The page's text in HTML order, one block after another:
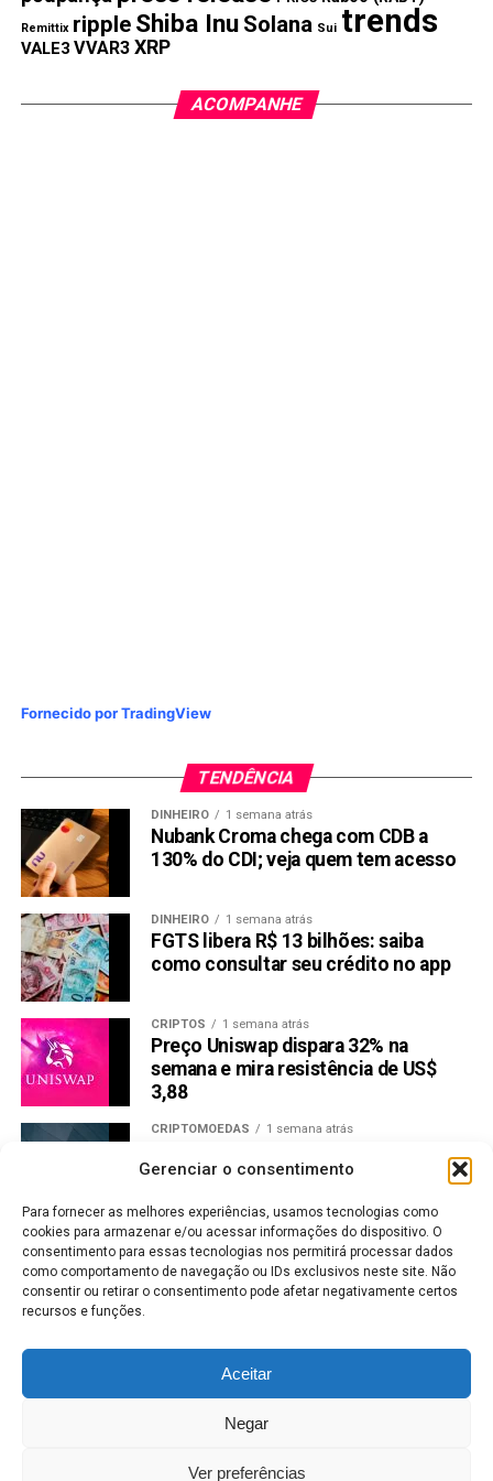
Gerenciar o consentimento
Para fornecer as melhores experiências, usamos tecnologias como
cookies para armazenar e/ou acessar informações do dispositivo. O
consentimento para essas tecnologias nos permitirá processar dados
como comportamento de navegação ou IDs exclusivos neste site. Não
consentir ou retirar o consentimento pode afetar negativamente certos
recursos e funções.
Aceitar
Negar
Ver preferências
Confira as ações que mais subiram e caíram nesta
quarta-feira (06)
Remittix ripple Shiba Inu Solana Sui trends
VALE3 VVAR3 XRP
ACOMPANHE
Fornecido por TradingView
TENDÊNCIA
DINHEIRO 1 semana atrás
Nubank Croma chega com CDB a
130% do CDI; veja quem tem acesso
DINHEIRO 1 semana atrás
FGTS libera R$ 13 bilhões: saiba
como consultar seu crédito no app
CRIPTOS 1 semana atrás
Preço Uniswap dispara 32% na
semana e mira resistência de US$
3,88
CRIPTOMOEDAS 1 semana atrás
de Problemas Regulatórios
CRIPTOMOEDAS 7 dias atrás
Bitcoin a US$ 65 mil: halving se
aproxima e mercado já reage
dividendos; veja valores
Bradesco antecipa JCP de R$ 6,5 bi;